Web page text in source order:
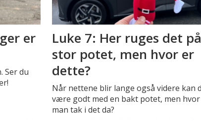
er
Ser du
Luke 7: Her ruges det på
stor potet, men hvor er
dette?
Når nettene blir lange også videre kan
være godt med en bakt potet, men
man tak i det da?